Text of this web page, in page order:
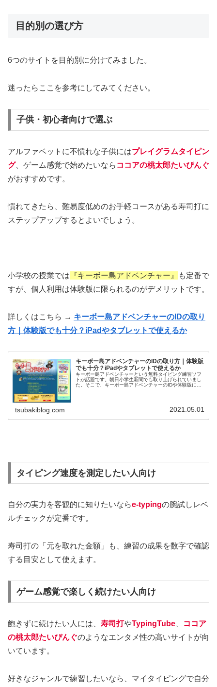
目的別の選び方
6つのサイトを目的別に分けてみました。
迷ったらここを参考にしてみてください。
子供・初心者向けで選ぶ
アルファベットに不慣れな子供にはプレイグラムタイピン
グ、ゲーム感覚で始めたいなら ココアの桃太郎たいぴんぐ
がおすすめです。
慣れてきたら、難易度低めのお手軽コースがある寿司打に
ステップアップするとよいでしょう。
小学校の授業では 『キーボー島アドベンチャー』
も定番で
すが、個人利用は体験版に限られるのがデメリットです。
詳しくはこちら → キーボー島アドベンチャーのIDの取り
方｜体験版でも十分？iPadやタブレットで使えるか
キーボー島アドベンチャーのIDの取り方｜体験版
でも十分？iPadやタブレットで使えるか
キーボー島アドベンチャーという無料タイピング練習ソフ
トが話題です。朝日小学生新聞でも取り上げられていまし
た。そこで、キーボー島アドベンチャーのIDや体験版につ
tsubakiblog.com 2021.05.01
タイピング速度を測定したい人向け
自分の実力を客観的に知りたいならe-typingの腕試しレベ
ルチェックが定番です。
寿司打の「元を取れた金額」も、練習の成果を数字で確認
する目安として使えます。
ゲーム感覚で楽しく続けたい人向け
飽きずに続けたい人には、 寿司打やTypingTube
ココア
の桃太郎たいぴんぐのようなエンタメ性の高いサイトが向
いています。
好きなジャンルで練習したいなら、マイタイピングで自分